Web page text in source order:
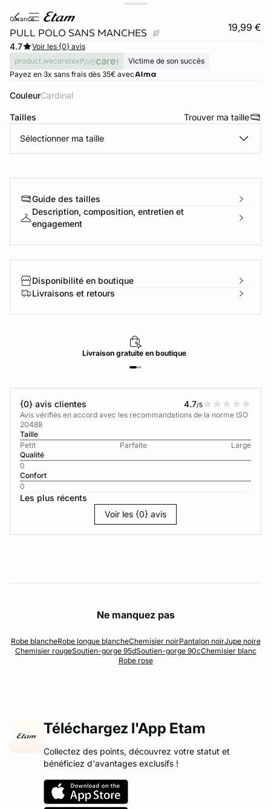
garance
PULL POLO SANS MANCHES 19,99 €
4.7
Voir les {0} avis
product.wecaretext
Victime de son succès
Payez en 3x sans frais dès 35€ avec
Couleur cardinal
Tailles Trouver ma taille
Sélectionner ma taille
Guide des tailles
Description, composition, entretien et
engagement
Disponibilité en boutique
Livraisons et retours
Livraisongratuiteen boutique
{0} avis clientes 4.7/5
Avis vérifiés en accord avec les recommandations de la norme ISO
20488
Taille
Petit
Parfaite
Large
Qualité
0
Confort
0
Les plus récents
Voir les {0} avis
Ne manquez pas
Robe blancheRobe longue blancheChemisier noirPantalon noirJupe noire
Chemisier rougeSoutien-gorge 95dSoutien-gorge 90cChemisier blanc
Robe rose
Téléchargez l'App Etam
Collectez des points, découvrez votre statut et
bénéficiez d'avantages exclusifs !